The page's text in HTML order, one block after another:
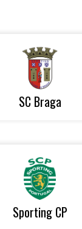
SC Braga
Sporting CP